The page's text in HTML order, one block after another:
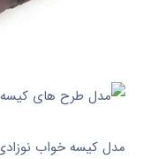
مدل کیسه خواب